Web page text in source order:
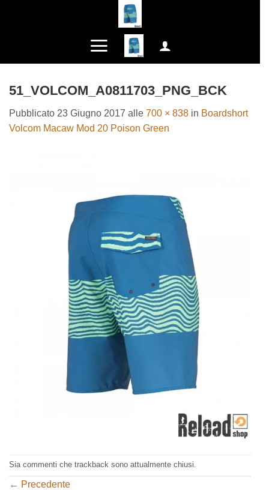
51_VOLCOM_A0811703_PNG_BCK
Pubblicato 23 Giugno 2017 alle 700 × 838 in Boardshort
Volcom Macaw Mod 20 Poison Green
Sia commenti che trackback sono attualmente chiusi.
← Precedente